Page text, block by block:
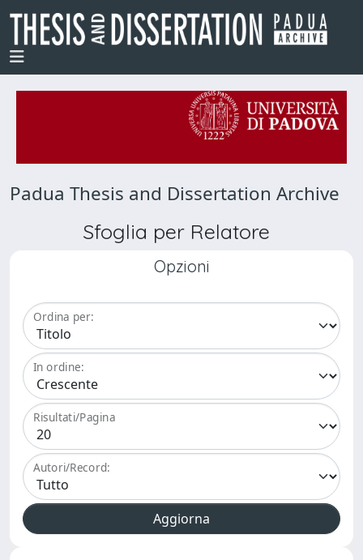
Padua Thesis and Dissertation Archive
Sfoglia per Relatore
Opzioni
Ordina per:
In ordine:
Risultati/Pagina
Autori/Record: